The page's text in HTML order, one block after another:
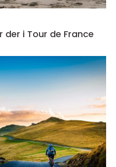
i Tour de France